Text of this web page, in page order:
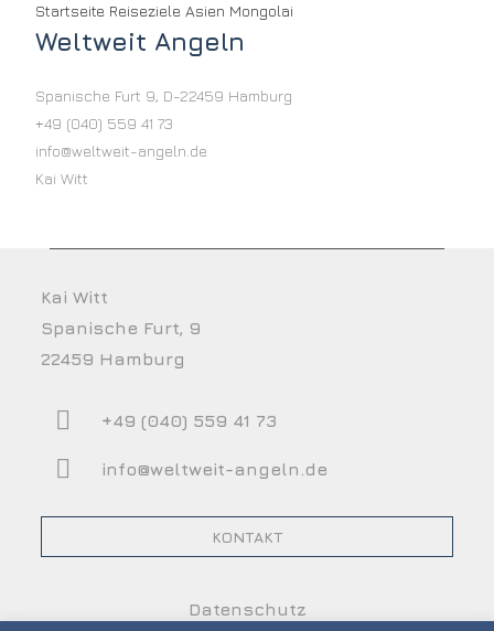
Startseite Reiseziele Asien Mongolai
Weltweit Angeln
Spanische Furt 9, D-22459 Hamburg
+49 (040) 559 41 73
info@weltweit-angeln.de
Kai Witt
Kai Witt
Spanische Furt, 9
22459 Hamburg
+49 (040) 559 41 73
info@weltweit-angeln.de
KONTAKT
Datenschutz